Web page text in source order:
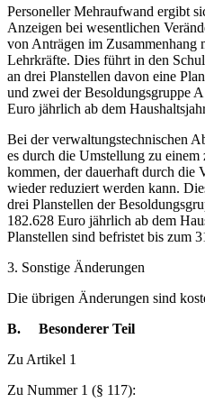
Personeller Mehraufwand ergibt
Anzeigen bei wesentlichen
von Anträgen im Zusammenhang
Lehrkräfte. Dies führt in den
an drei Planstellen davon eine
und zwei der Besoldungsgruppe
Euro jährlich ab dem
Bei der verwaltungstechnischen
es durch die Umstellung zu
kommen, der dauerhaft durch die
wieder reduziert werden kann.
drei Planstellen der
182.628 Euro jährlich ab dem
Planstellen sind befristet bis zum
3. Sonstige Änderungen
Die übrigen Änderungen sind
B. Besonderer Teil
Zu Artikel 1
Zu Nummer 1 (§ 117):